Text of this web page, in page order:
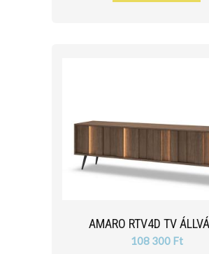
AMARO RTV4D TV
108 300 Ft